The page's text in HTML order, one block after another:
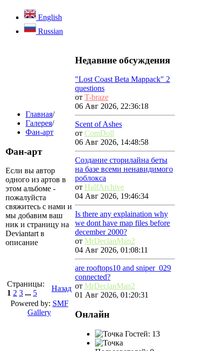
English
Russian
Главная/
Галерея/
Фан-арт
Фан-арт
Если вы автор
одного из артов в
этом альбоме -
пожалуйста
свяжитесь с нами и
мы добавим ваш
ник и страницу на
Deviantart в
описание
Страницы:
1 2 3 ... 5
Назад
Powered by: SMF
Gallery
Недавние обсуждения
"Lost Coast Beta Mappack" 2
questions
от T-braze
06 Авг 2026, 22:36:18
Scent of Ashes
от ComDoll
06 Авг 2026, 14:48:58
Создание сторилайна беты
на базе всеми ненавидимого
роблокса
от HalfArchive
04 Авг 2026, 19:46:34
Is there any explaination why
we dont have map files before
december 2000?
от MrDeclanMan2
04 Авг 2026, 01:08:11
are rooftops10 and sniper_029
connected?
от MrDeclanMan2
01 Авг 2026, 01:20:31
Онлайн
Гостей: 13